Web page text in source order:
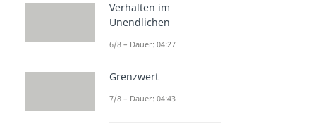
Verhalten im
Unendlichen
6/8 – Dauer: 04:27
Grenzwert
7/8 – Dauer: 04:43